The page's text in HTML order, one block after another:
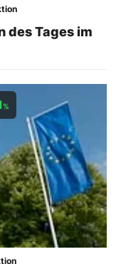
des Tages im
%